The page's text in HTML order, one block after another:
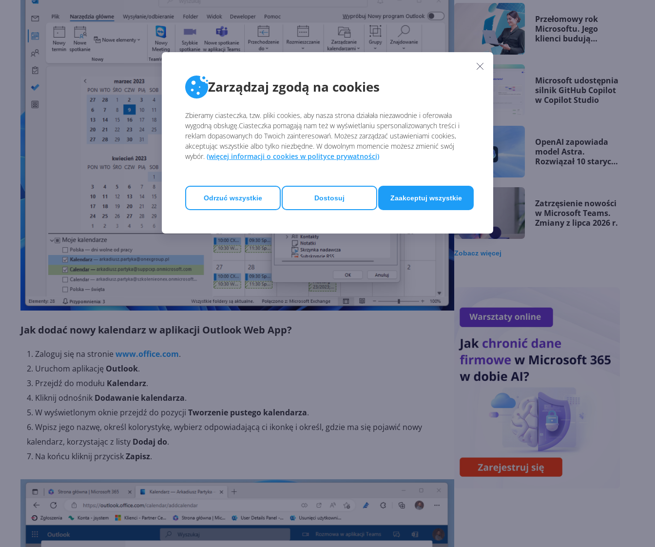
Zarządzaj zgodą na cookies
Zbieramy ciasteczka, tzw. pliki cookies, aby nasza strona działała niezawodnie i oferowała
wygodną obsługę.Ciasteczka pomagają nam też w wyświetlaniu spersonalizowanych treści i
reklam dopasowanych do Twoich zainteresowań. Możesz zarządzać ustawieniami cookies,
akceptując wszystkie albo tylko niezbędne. W dowolnym momencie możesz zmienić swój
wybór. (więcej informacji o cookies w polityce prywatności)
Odrzuć wszystkie Dostosuj Zaakceptuj wszystkie
Jak dodać nowy kalendarz w aplikacji Outlook Web App?
Zaloguj się na stronie www.office.com.
Uruchom aplikację Outlook.
Przejdź do modułu Kalendarz.
Kliknij odnośnik Dodawanie kalendarza.
W wyświetlonym oknie przejdź do pozycji Tworzenie pustego kalendarza.
Wpisz jego nazwę, określ kolorystykę, wybierz odpowiadającą ci ikonkę i określ, gdzie ma się pojawić nowy
kalendarz, korzystając z listy Dodaj do.
Na końcu kliknij przyciskZapisz.
Przełomowy rok
Microsoftu. Jego
klienci budują
Microsoft udostępnia
silnik GitHub Copilot
w Copilot Studio
OpenAI zapowiada
model Astra.
Rozwiązał 10 starych
Zatrzęsienie nowości
w Microsoft Teams.
Zmiany z lipca 2026 r.
OpenAI tnie ceny
modeli GPT-5.6.
Odpowiedź na presję
Chin
chmury. Microsoft
ogłasza znakomite
wyniki i
superaplikację
Sztuczna inteligencja
wspiera odkrycia
naukowe. OpenAI
startuje z nowym
Zobaczwięcej